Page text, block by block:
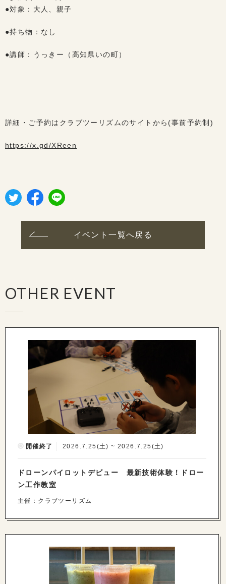
●対象：大人、親子
●持ち物：なし
●講師：うっきー（高知県いの町）
詳細・ご予約はクラブツーリズムのサイトから(事前予約制)
https://x.gd/XReen
イベント一覧へ戻る
OTHER EVENT
開催終了 2026.7.25(土) ~ 2026.7.25(土)
ドローンパイロットデビュー 最新技術体験！ドロー
ン工作教室
主催：クラブツーリズム